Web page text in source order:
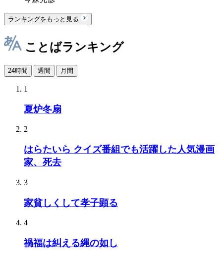
ランキングをもっと見る
ことばランキング
24時間 週間 月間
1
夏炉冬扇
2
はらたいら クイズ番組でも活躍した人気漫画
家、死去
3
家貧しくして孝子顕る
4
禍福は糾える縄の如し